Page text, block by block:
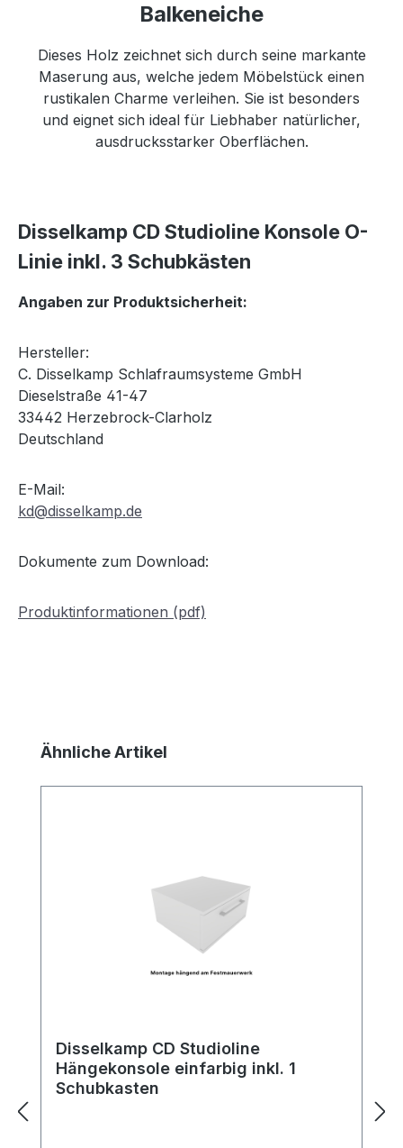
Balkeneiche
Dieses Holz zeichnet sich durch seine markante
Maserung aus, welche jedem Möbelstück einen
rustikalen Charme verleihen. Sie ist besonders
und eignet sich ideal für Liebhaber natürlicher,
ausdrucksstarker Oberflächen.
Disselkamp CD Studioline Konsole O-
Linie inkl. 3 Schubkästen
Angaben zur Produktsicherheit:
Hersteller:
C. Disselkamp Schlafraumsysteme GmbH
Dieselstraße 41-47
33442 Herzebrock-Clarholz
Deutschland
E-Mail:
kd@disselkamp.de
Dokumente zum Download:
Produktinformationen (pdf)
Produktgalerie überspringen
Ähnliche Artikel
Disselkamp CD Studioline
Hängekonsole einfarbig inkl. 1
Schubkasten